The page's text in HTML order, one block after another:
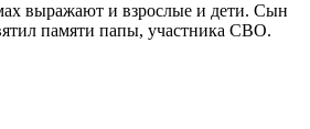
выражают и взрослые и дети. Сын
памяти папы, участника СВО.